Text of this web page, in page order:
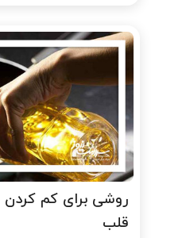
روشی برای کم کردن
قلب